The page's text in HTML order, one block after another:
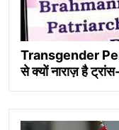
Transgender
से क्यों नाराज़ है